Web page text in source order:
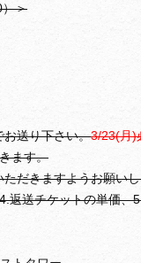
＞
お送り下さい。3/23(月)
ます。
だきますようお願い
返送チケットの単価、